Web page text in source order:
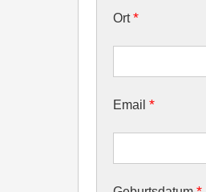
Ort*
Email *